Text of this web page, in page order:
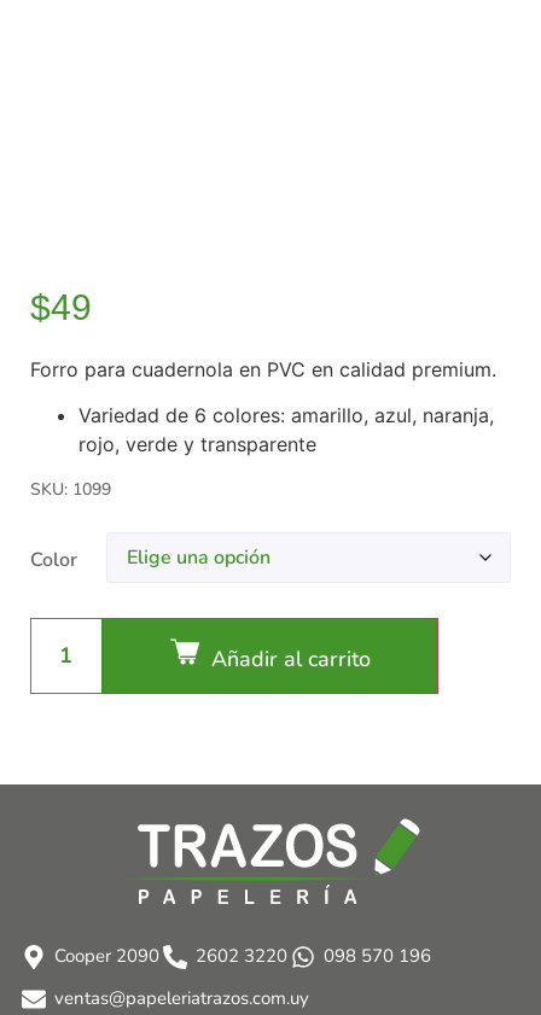
$49
Forro para cuadernola en PVC en calidad premium.
Variedad de 6 colores: amarillo, azul, naranja,
rojo, verde y transparente
SKU: 1099
Color
Añadir al carrito
Cooper 2090 2602 3220
098 570 196
ventas@papeleriatrazos.com.uy